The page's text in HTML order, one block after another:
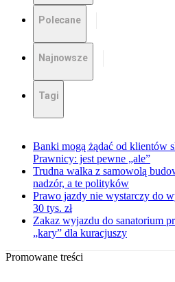
Polecane
Najnowsze
Tagi
Banki mogą żądać od klientów
Prawnicy: jest pewne „ale”
Trudna walka z samowolą
nadzór, a te polityków
Prawo jazdy nie wystarczy do
30 tys. zł
Zakaz wyjazdu do sanatorium
„kary” dla kuracjuszy
Promowane treści